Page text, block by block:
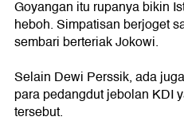
Goyangan itu rupanya bikin
heboh. Simpatisan berjoget
sembari berteriak Jokowi.
Selain Dewi Perssik, ada
para pedangdut jebolan KDI
tersebut.